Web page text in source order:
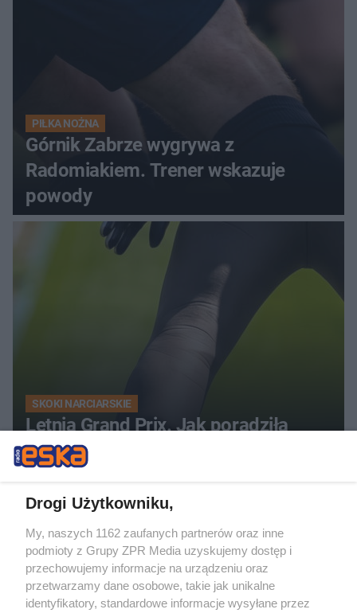
PIŁKA NOŻNA
Górnik Zabrze wygrywa z
Radomiakiem. Trener wskazuje
powody
SKOKI NARCIARSKIE
Letnia Grand Prix. Jak poradziła
sobie Anna Twardosz?
Drogi Użytkowniku,
My, naszych 1162 zaufanych partnerów oraz inne
podmioty z Grupy ZPR Media uzyskujemy dostęp i
przechowujemy informacje na urządzeniu oraz
przetwarzamy dane osobowe, takie jak unikalne
identyfikatory, standardowe informacje wysyłane przez